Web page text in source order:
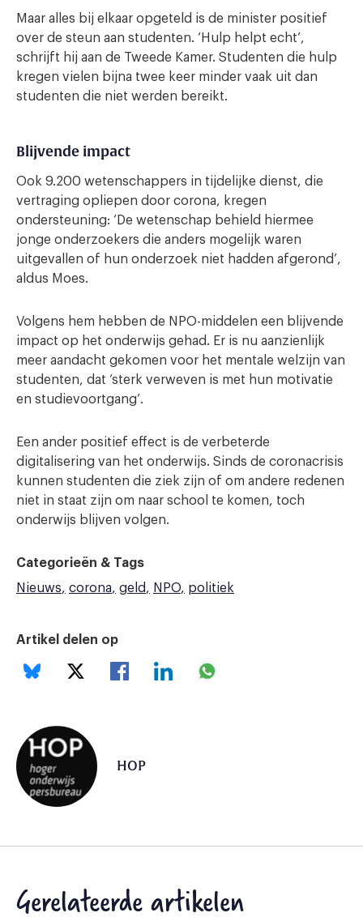
Maar alles bij elkaar opgeteld is de minister positief
over de steun aan studenten. ‘Hulp helpt echt’,
schrijft hij aan de Tweede Kamer. Studenten die hulp
kregen vielen bijna twee keer minder vaak uit dan
studenten die niet werden bereikt.
Blijvende impact
Ook 9.200 wetenschappers in tijdelijke dienst, die
vertraging opliepen door corona, kregen
ondersteuning: ‘De wetenschap behield hiermee
jonge onderzoekers die anders mogelijk waren
uitgevallen of hun onderzoek niet hadden afgerond’,
aldus Moes.
Volgens hem hebben de NPO-middelen een blijvende
impact op het onderwijs gehad. Er is nu aanzienlijk
meer aandacht gekomen voor het mentale welzijn van
studenten, dat ‘sterk verweven is met hun motivatie
en studievoortgang’.
Een ander positief effect is de verbeterde
digitalisering van het onderwijs. Sinds de coronacrisis
kunnen studenten die ziek zijn of om andere redenen
niet in staat zijn om naar school te komen, toch
onderwijs blijven volgen.
Categorieën & Tags
Nieuws
corona geld NPO politiek
Artikel delen op
HOP
Gerelateerde artikelen